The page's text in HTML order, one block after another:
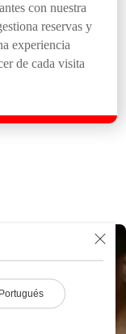
Portugués
con nuestra
reservas y
experiencia
de cada visita
desde
con